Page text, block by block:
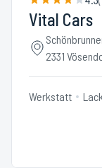
Vital Cars
2331
Werkstatt